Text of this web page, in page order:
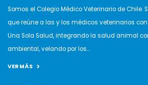
Somos el Colegio Médico Veterinario de Chile.
que reúne a las y los médicos veterinarios
Una Sola Salud, integrando la salud animal
ambiental, velando por los...
VER MÁS